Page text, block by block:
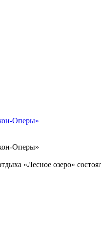
Оперы»
Оперы»
«Лесное озеро»